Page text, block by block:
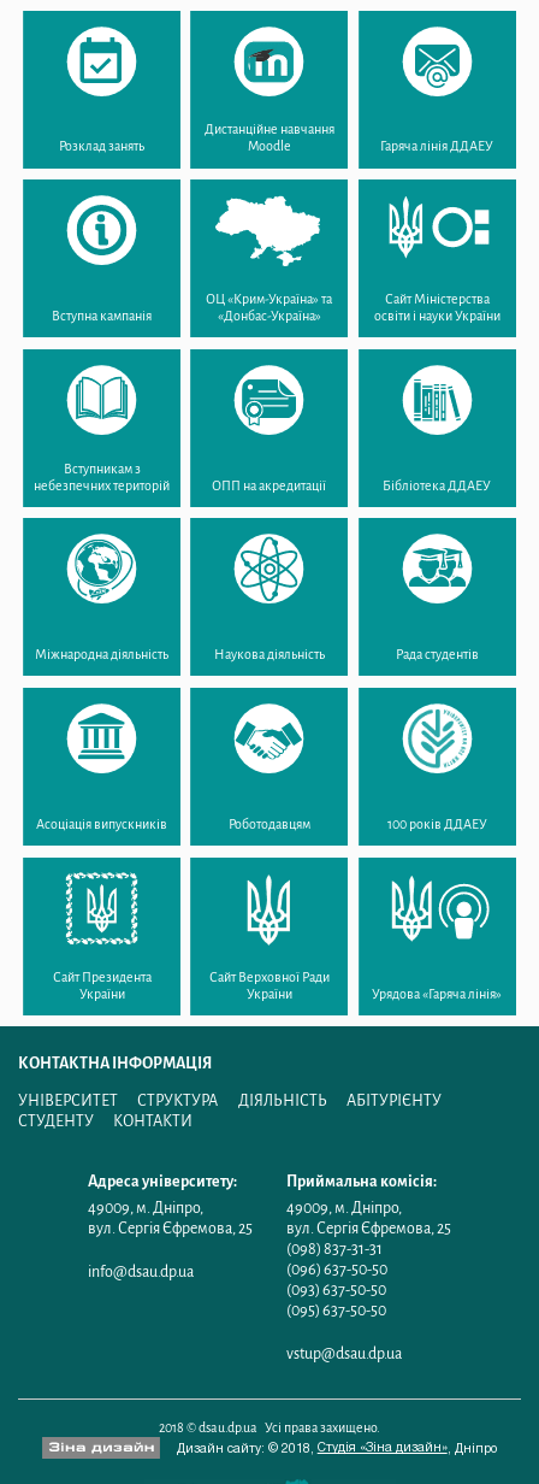
Розклад занять
Дистанційне навчання
Moodle
Гаряча лінія ДДАЕУ
Вступна кампанія
ОЦ «Крим-Україна» та
«Донбас-Україна»
Сайт Міністерства
освіти і науки України
Вступникам з
небезпечних територій
ОПП на акредитації Бібліотека ДДАЕУ
Міжнародна діяльність Наукова діяльність Рада студентів
Асоціація випускників Роботодавцям 100 років ДДАЕУ
Сайт Президента
України
Сайт Верховної Ради
України
Урядова «Гаряча лінія»
КОНТАКТНА ІНФОРМАЦІЯ
УНІВЕРСИТЕТ СТРУКТУРА ДІЯЛЬНІСТЬ
АБІТУРІЄНТУ
СТУДЕНТУ
КОНТАКТИ
Адреса університету:
49009,м. Дніпро,
вул. Сергія Єфремова, 25
info@dsau.dp.ua
Приймальна комісія:
49009,м. Дніпро,
вул. Сергія Єфремова, 25
(098) 837-31-31
(096) 637-50-50
(093) 637-50-50
(095) 637-50-50
vstup@dsau.dp.ua
2018 © dsau.dp.ua Усі права захищено.
Дизайн сайту: © 2018, Студія «Зіна дизайн», Дніпро